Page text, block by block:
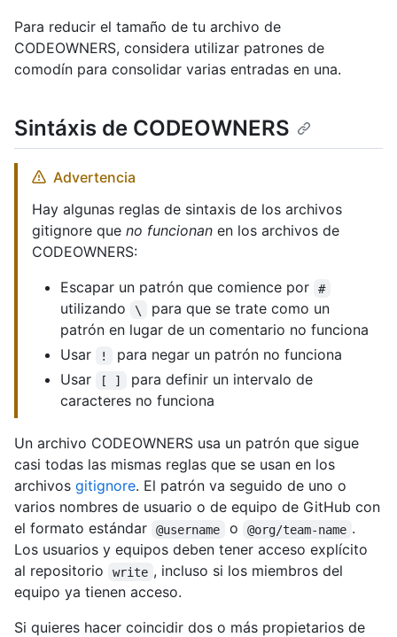
Para reducir el tamaño de tu archivo de
CODEOWNERS, considera utilizar patrones de
comodín para consolidar varias entradas en una.
Sintáxis de CODEOWNERS
Advertencia
Hay algunas reglas de sintaxis de los archivos
gitignore que no funcionan en los archivos de
CODEOWNERS:
Escapar un patrón que comience por
#
utilizando \
para que se trate como un
patrón en lugar de un comentario no funciona
Usar
!
para negar un patrón no funciona
Usar
[ ]
para definir un intervalo de
caracteres no funciona
Un archivo CODEOWNERS usa un patrón que sigue
casi todas las mismas reglas que se usan en los
archivos gitignore. El patrón va seguido de uno o
varios nombres de usuario o de equipo de GitHub con
el formato estándar
@username o @org/team-name .
Los usuarios y equipos deben tener acceso explícito
al repositorio
write , incluso si los miembros del
equipo ya tienen acceso.
Si quieres hacer coincidir dos o más propietarios de